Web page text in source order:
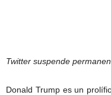
Twitter suspende
Donald Trump es un